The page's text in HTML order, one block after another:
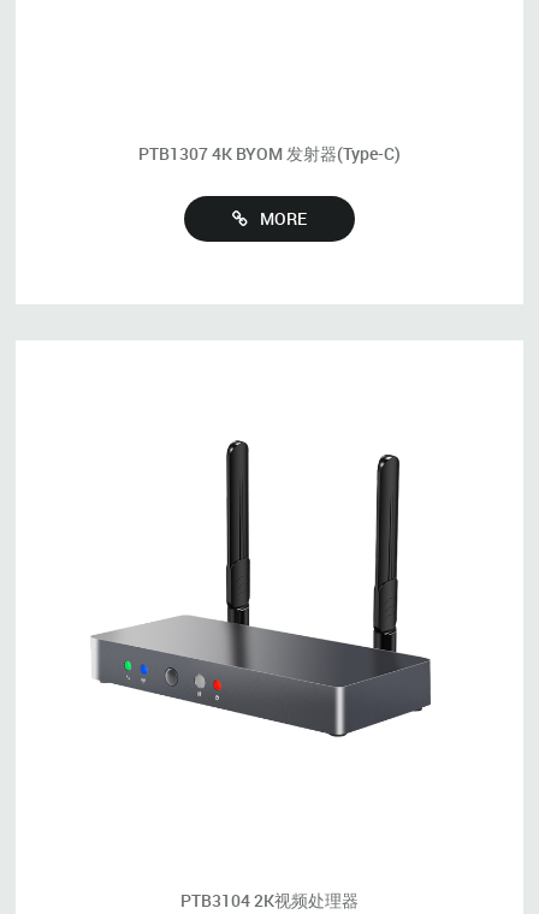
PTB1307 4K BYOM 发射器(Type-C)
MORE
PTB3104 2K视频处理器